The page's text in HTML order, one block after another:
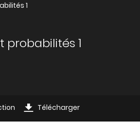
1
probabilités 1
Télécharger